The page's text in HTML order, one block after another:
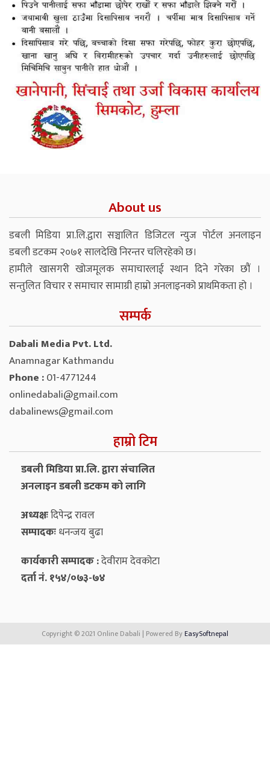
About us
डबली मिडिया प्रा.लि.द्वारा सञ्चालित डिजिटल न्युज पोर्टल अनलाइन
डबली डटकम २०७१ सालदेखि निरन्तर चलिरहेको छ।
हामीले खासगरी खोजमूलक समाचारलाई स्थान दिने गरेका छौं ।
सन्तुलित विचार र समाचार सामाग्री हाम्रो अनलाइनको प्राथमिकता हो ।
सम्पर्क
Dabali Media Pvt. Ltd.
Anamnagar Kathmandu
Phone :01-4771244
onlinedabali@gmail.com
dabalinews@gmail.com
हाम्रो टिम
डबली मिडिया प्रा.लि. द्वारा संचालित
अनलाइन डबली डटकम को लागि
अध्यक्षःदिपेन्द्र रावल
सम्पादकःधनन्‍जय बुढा
कार्यकारी सम्पादक :देवीराम देवकोटा
दर्ता नं. १५४/०७३-७४
Copyright © 2021 Online Dabali | Powered ByEasySoftnepal